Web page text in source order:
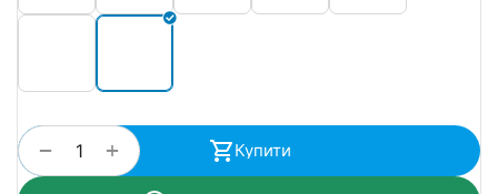
+
− Купити